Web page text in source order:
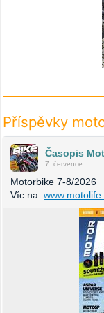
Příspěvky
Časopis
7. července
Motorbike 7-8/2026
Víc na